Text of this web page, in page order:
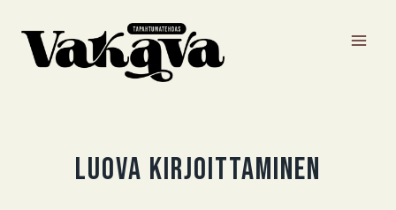
sisältöön
luova kirjoittaminen